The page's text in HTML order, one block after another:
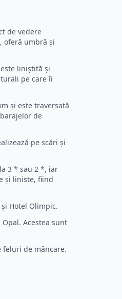
de vedere
oferă umbră și
liniștită și
pe care îi
și este traversată
de
pe scări și
3 * sau 2 *, iar
și liniste, fiind
Hotel Olimpic.
Acestea sunt
feluri de mâncare.